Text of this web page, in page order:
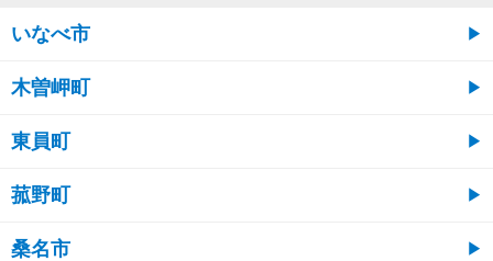
いなべ市
木曽岬町
東員町
菰野町
桑名市